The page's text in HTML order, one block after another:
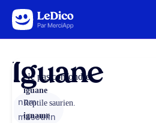
Aller au contenu
Iguane
nom
masculin
Ne pas confondre
iguane
Reptile saurien.
igname